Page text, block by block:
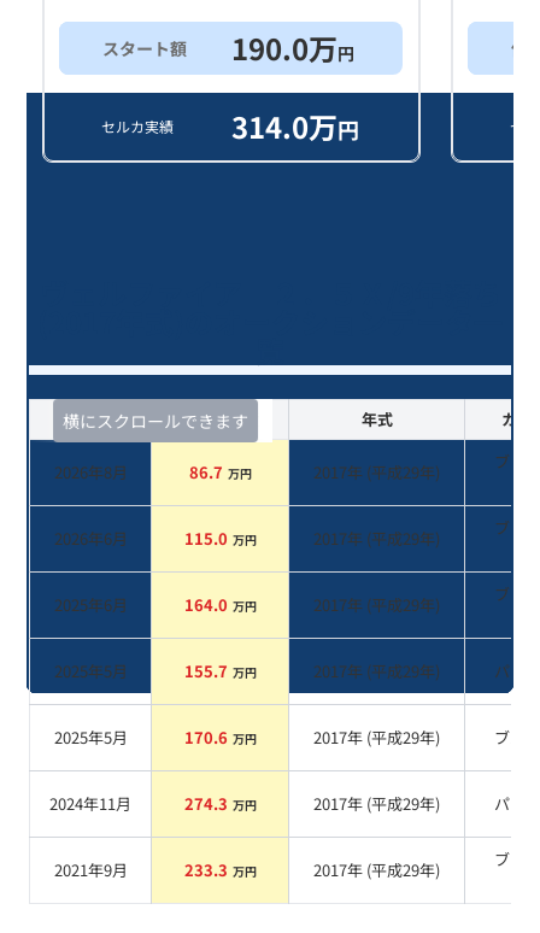
スタート額 190.0万円
セルカ実績 314.0万円
他
セ
横にスクロールできます
査定時期 セルカ実績 年式 カラ
2026年8月 86.7 万円 2017年 (平成29年)
ブラ
2026年6月 115.0 万円 2017年 (平成29年)
ブラ
2025年6月 164.0 万円 2017年 (平成29年)
ブラ
2025年5月 155.7 万円 2017年 (平成29年) パール
2025年5月 170.6 万円 2017年 (平成29年) ブルー
2024年11月 274.3 万円 2017年 (平成29年) パール
2021年9月 233.3 万円 2017年 (平成29年)
ブラ